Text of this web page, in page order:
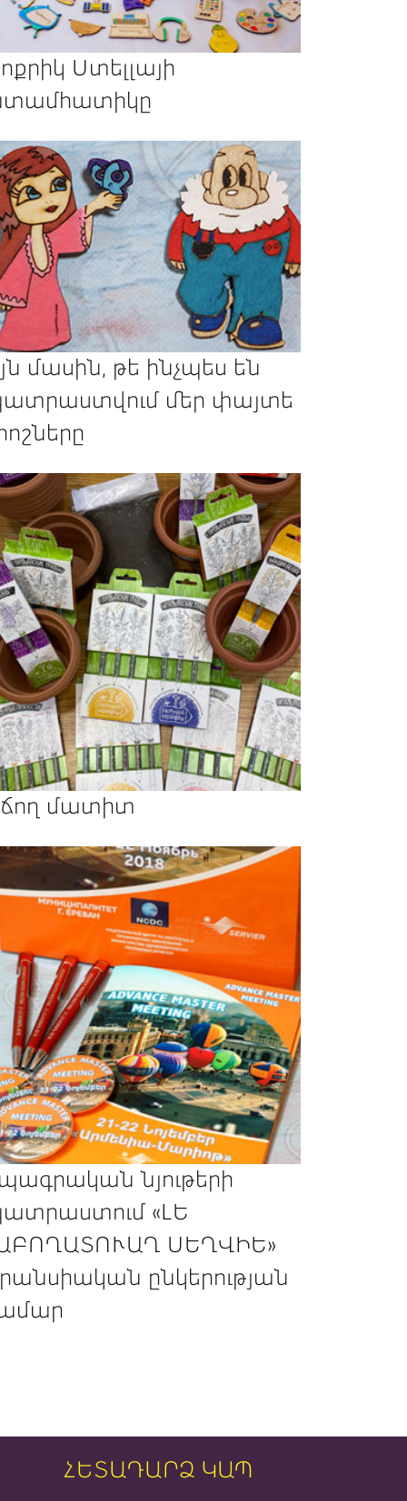
Ստելլայի
մասին, թե ինչպես են
մեր փայտե
մատիտ
նյութերի
«ԼԵ
ՍԵՂՎԻԵ»
ընկերության
ՀԵՏԱԴԱՐՁ ԿԱՊ